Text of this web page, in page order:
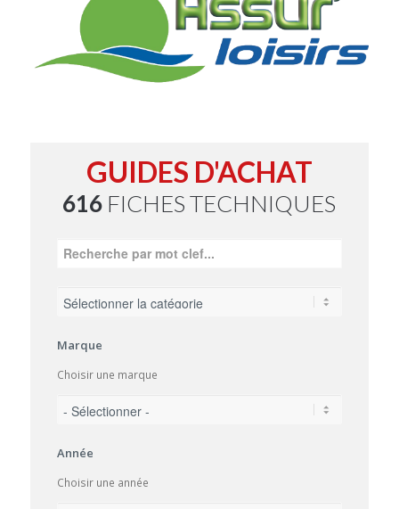
GUIDES D'ACHAT
616 FICHES TECHNIQUES
Marque
Choisir une marque
Année
Choisir une année